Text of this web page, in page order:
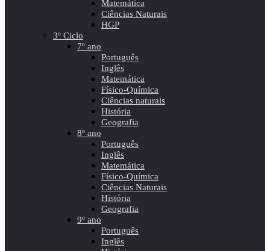
Matemática
Ciências Naturais
HGP
3º Ciclo
7º ano
Português
Inglês
Matemática
Físico-Química
Ciências naturais
História
Geografia
8º ano
Português
Inglês
Matemática
Físico-Química
Ciências Naturais
História
Geografia
9º ano
Português
Inglês